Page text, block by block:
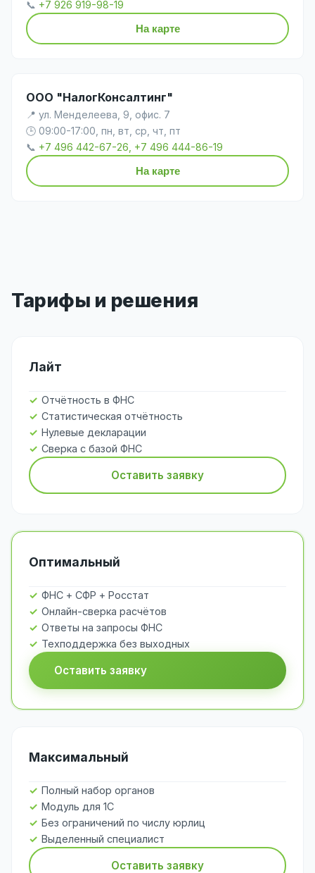
📞 +7 926 919-98-19
На карте
ООО "НалогКонсалтинг"
📍 ул. Менделеева, 9, офис. 7
🕒 09:00-17:00, пн, вт, ср, чт, пт
📞 +7 496 442-67-26, +7 496 444-86-19
На карте
Тарифы и решения
Лайт
Отчётность в ФНС
Статистическая отчётность
Нулевые декларации
Сверка с базой ФНС
Оставить заявку
Оптимальный
ФНС + СФР + Росстат
Онлайн-сверка расчётов
Ответы на запросы ФНС
Техподдержка без выходных
Оставить заявку
Максимальный
Полный набор органов
Модуль для 1С
Без ограничений по числу юрлиц
Выделенный специалист
Оставить заявку